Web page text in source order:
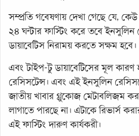
সম্প্রতি গবেষণায় দেখা গেছে যে, কেউ
২৪ ঘন্টার ফাস্টিং করে তবে ইনসুলিন
ডায়াবেটিস নিরাময় করতে সক্ষম হবে।
এবং টাইপ-টু ডায়াবেটিসের মূল কারণ
রেসিসটেন্স। এবং এই ইনসুলিন
জাতীয় খাবার গ্লুকোজ মেটাবলিজম
লাগাতে পারছে না। এটাকে রিভার্স
এই ফাস্টিং দারুণ কার্যকরী।